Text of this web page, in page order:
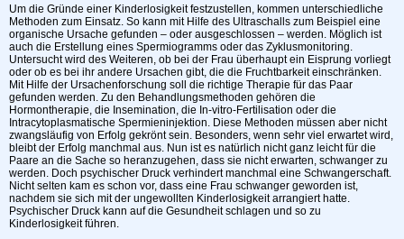
Um die Gründe einer Kinderlosigkeit festzustellen, kommen unterschiedliche
Methoden zum Einsatz. So kann mit Hilfe des Ultraschalls zum Beispiel eine
organische Ursache gefunden – oder ausgeschlossen – werden. Möglich ist
auch die Erstellung eines Spermiogramms oder das Zyklusmonitoring.
Untersucht wird des Weiteren, ob bei der Frau überhaupt ein Eisprung vorliegt
oder ob es bei ihr andere Ursachen gibt, die die Fruchtbarkeit einschränken.
Mit Hilfe der Ursachenforschung soll die richtige Therapie für das Paar
gefunden werden. Zu den Behandlungsmethoden gehören die
Hormontherapie, die Insemination, die In-vitro-Fertilisation oder die
Intracytoplasmatische Spermieninjektion. Diese Methoden müssen aber nicht
zwangsläufig von Erfolg gekrönt sein. Besonders, wenn sehr viel erwartet wird,
bleibt der Erfolg manchmal aus. Nun ist es natürlich nicht ganz leicht für die
Paare an die Sache so heranzugehen, dass sie nicht erwarten, schwanger zu
werden. Doch psychischer Druck verhindert manchmal eine Schwangerschaft.
Nicht selten kam es schon vor, dass eine Frau schwanger geworden ist,
nachdem sie sich mit der ungewollten Kinderlosigkeit arrangiert hatte.
Psychischer Druck kann auf die Gesundheit schlagen und so zu
Kinderlosigkeit führen.